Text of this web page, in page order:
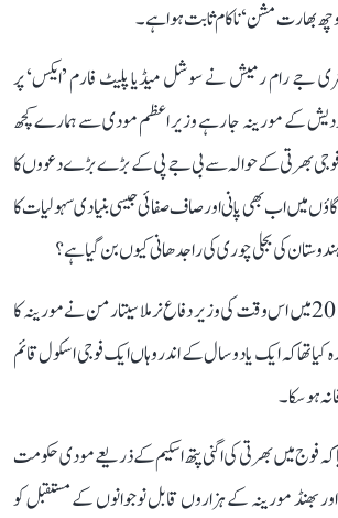
بھارت مشن‘ ناکام ثابت ہوا ہے۔
جے رام رمیش نے سوشل میڈیا پلیٹ فارم ’ایکس‘ پر
کے مورینہ جا رہے وزیر اعظم مودی سے ہمارے کچھ
بھرتی کے حوالہ سے بی جے پی کے بڑے بڑے دعووں کا
میں اب بھی پانی اور صاف صفائی جیسی بنیادی سہولیات کا
کی بجلی چوری کی راجدھانی کیوں بن گیا ہے؟
انہوں نے کہا کہ جب 2018 میں اس وقت کی وزیر دفاع نرملا سیتا رمن نے مورینہ کا
کیا تھا کہ ایک یا دو سال کے اندر وہاں ایک فوجی اسکول قائم
نہ ہو سکا۔
فوج میں بھرتی کی اگنی پتھ اسکیم کے ذریعے مودی حکومت
بھنڈ مورینہ کے ہزاروں قابل نوجوانوں کے مستقبل کو